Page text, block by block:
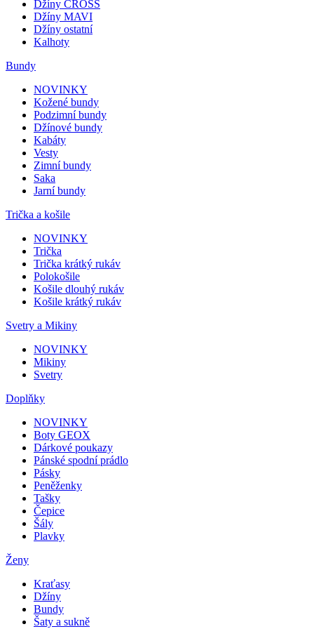
Džíny CROSS
Džíny MAVI
Džíny ostatní
Kalhoty
Bundy
NOVINKY
Kožené bundy
Podzimní bundy
Džínové bundy
Kabáty
Vesty
Zimní bundy
Saka
Jarní bundy
Trička a košile
NOVINKY
Trička
Trička krátký rukáv
Polokošile
Košile dlouhý rukáv
Košile krátký rukáv
Svetry a Mikiny
NOVINKY
Mikiny
Svetry
Doplňky
NOVINKY
Boty GEOX
Dárkové poukazy
Pánské spodní prádlo
Pásky
Peněženky
Tašky
Čepice
Šály
Plavky
Ženy
Kraťasy
Džíny
Bundy
Šaty a sukně